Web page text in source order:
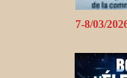
7-8/03/